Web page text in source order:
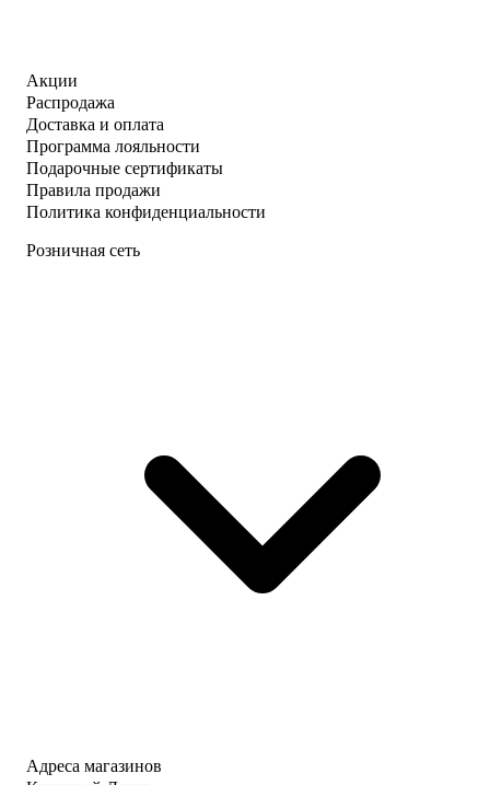
Акции
Распродажа
Доставка и оплата
Программа лояльности
Подарочные сертификаты
Правила продажи
Политика конфиденциальности
Розничная сеть
Адреса магазинов